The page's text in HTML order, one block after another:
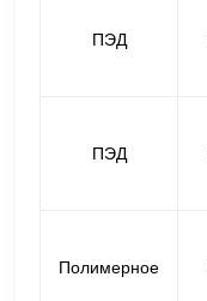
ПЭД
ПЭД
Полимерное